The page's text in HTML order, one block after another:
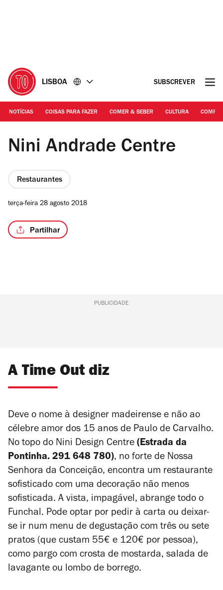
LISBOA SUBSCREVER
NOTÍCIAS COISAS PARA FAZER COMER & BEBER CULTURA
D.R. | Nini Andrade Centre
Nini Andrade Centre
Restaurantes
terça-feira 28 agosto 2018
Partilhar
PUBLICIDADE
A Time Out diz
Deve o nome à designer madeirense e não ao
célebre amor dos 15 anos de Paulo de Carvalho.
No topo do Nini Design Centre (Estrada da
Pontinha. 291 648 780), no forte de Nossa
Senhora da Conceição, encontra um restaurante
sofisticado com uma decoração não menos
sofisticada. A vista, impagável, abrange todo o
Funchal. Pode optar por pedir à carta ou deixar-
se ir num menu de degustação com três ou sete
pratos (que custam 55€ e 120€ por pessoa),
como pargo com crosta de mostarda, salada de
lavagante ou lombo de borrego.